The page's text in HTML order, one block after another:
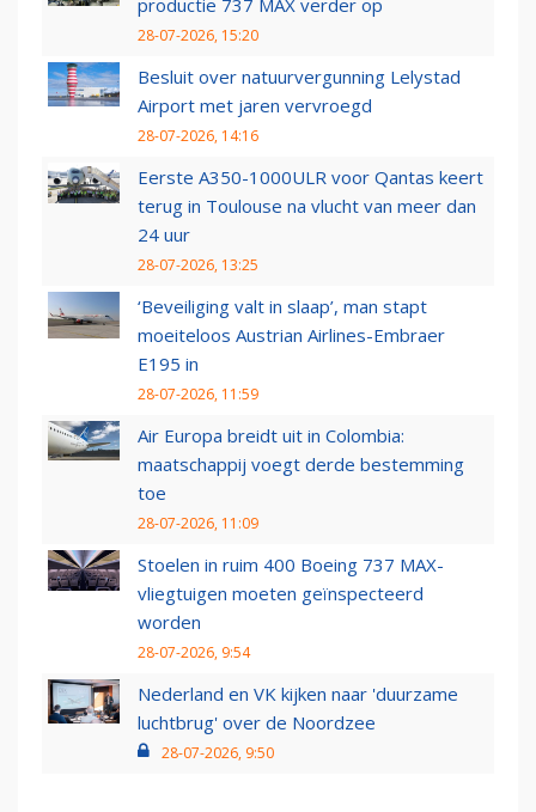
28-07-2026, 15:20
Besluit over natuurvergunning Lelystad
Airport met jaren vervroegd
28-07-2026, 14:16
Eerste A350-1000ULR voor Qantas keert
terug in Toulouse na vlucht van meer dan
24 uur
28-07-2026, 13:25
‘Beveiliging valt in slaap’, man stapt
moeiteloos Austrian Airlines-Embraer
E195 in
28-07-2026, 11:59
Air Europa breidt uit in Colombia:
maatschappij voegt derde bestemming
toe
28-07-2026, 11:09
Stoelen in ruim 400 Boeing 737 MAX-
vliegtuigen moeten geïnspecteerd
worden
28-07-2026, 9:54
Nederland en VK kijken naar 'duurzame
luchtbrug' over de Noordzee
28-07-2026, 9:50